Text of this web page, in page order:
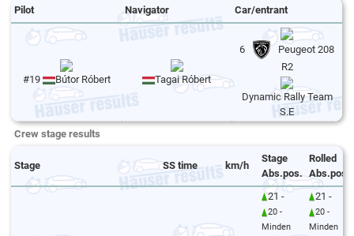
Pilot Navigator Car/entrant
#19 Bútor Róbert Tagai Róbert
6
Peugeot 208
R2
Dynamic Rally Team
S.E
Crew stage results
Stage SS time km/h
Stage
Abs.pos.
Rolled
Abs.pos.
21 -
20 -
Minden
21 -
20 -
Minden